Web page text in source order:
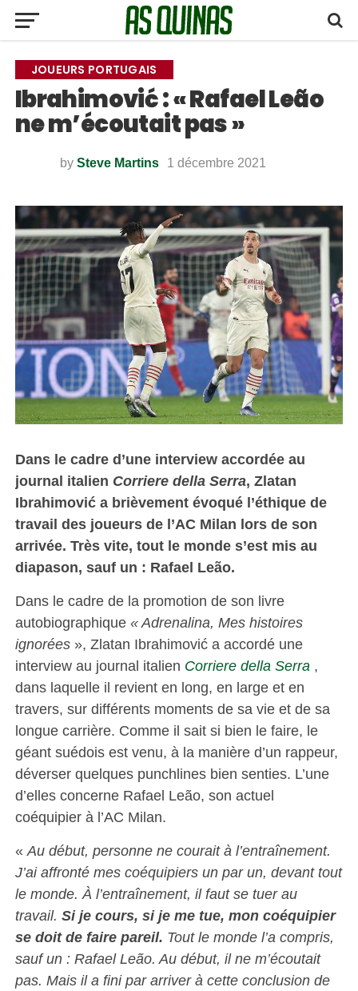
JOUEURS PORTUGAIS
Ibrahimović : « Rafael Leão
ne m’écoutait pas »
by Steve Martins 1 décembre 2021
Dans le cadre d’une interview accordée au
journal italien Corriere della Serra, Zlatan
Ibrahimović a brièvement évoqué l’éthique de
travail des joueurs de l’AC Milan lors de son
arrivée. Très vite, tout le monde s’est mis au
diapason, sauf un : Rafael Leão.
Dans le cadre de la promotion de son livre
autobiographique « Adrenalina, Mes histoires
ignorées», Zlatan Ibrahimović a accordé une
interview au journal italien Corriere della Serra,
dans laquelle il revient en long, en large et en
travers, sur différents moments de sa vie et de sa
longue carrière. Comme il sait si bien le faire, le
géant suédois est venu, à la manière d’un rappeur,
déverser quelques punchlines bien senties. L’une
d’elles concerne Rafael Leão, son actuel
coéquipier à l’AC Milan.
«Au début, personne ne courait à l’entraînement.
J’ai affronté mes coéquipiers un par un, devant tout
le monde. À l’entraînement, il faut se tuer au
travail. Si je cours, si je me tue, mon coéquipier
se doit de faire pareil. Tout le monde l’a compris,
sauf un : Rafael Leão. Au début, il ne m’écoutait
pas. Mais il a fini par arriver à cette conclusion de